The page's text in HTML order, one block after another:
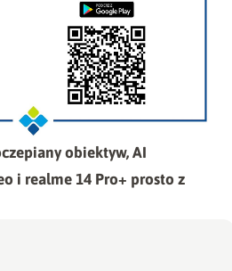
obiektyw, AI
i realme 14 Pro+ prosto z